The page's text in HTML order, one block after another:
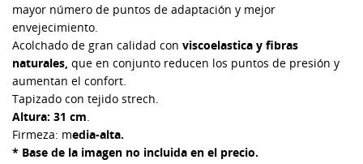
mayor número de puntos de adaptación y mejor
envejecimiento.
Acolchado de gran calidad con viscoelastica y fibras
naturales, que en conjunto reducen los puntos de presión y
aumentan el confort.
Tapizado con tejido strech.
Altura: 31 cm.
Firmeza: media-alta.
* Base de la imagen no incluida en el precio.